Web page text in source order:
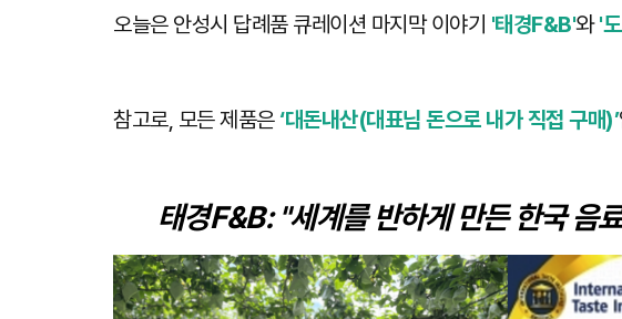
오늘은 안성시 답례품 큐레이션 마지막 이야기 '태경F&B'와'
참고로, 모든 제품은‘대돈내산(대표님 돈으로 내가 직접 구매)’
태경F&B: "세계를 반하게 만든 한국 음